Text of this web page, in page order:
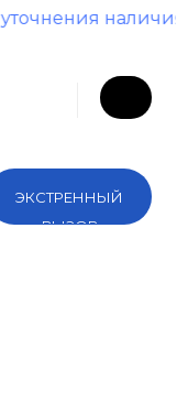
наличия и
ЭКСТРЕННЫЙ
ВЫЗОВ